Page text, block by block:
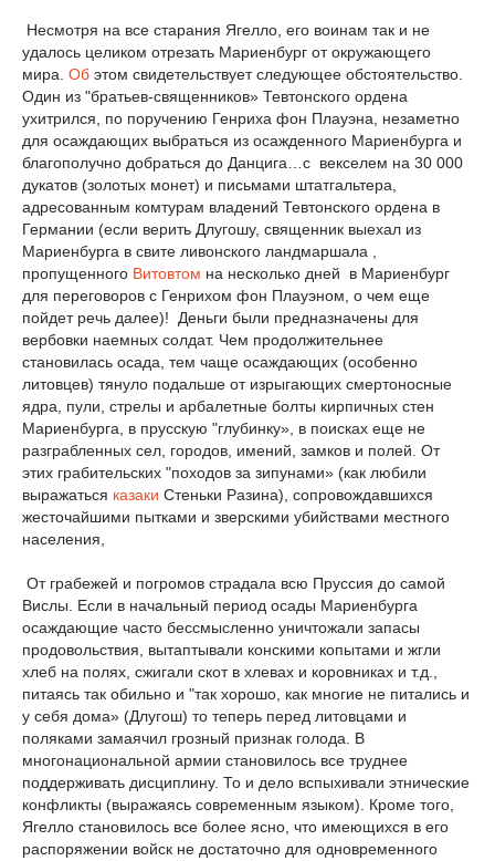
Несмотря на все старания Ягелло, его воинам так и не
удалось целиком отрезать Мариенбург от окружающего
мира. Об этом свидетельствует следующее обстоятельство.
Один из "братьев-священников» Тевтонского ордена
ухитрился, по поручению Генриха фон Плауэна, незаметно
для осаждающих выбраться из осажденного Мариенбурга и
благополучно добраться до Данцига…с векселем на 30 000
дукатов (золотых монет) и письмами штатгальтера,
адресованным комтурам владений Тевтонского ордена в
Германии (если верить Длугошу, священник выехал из
Мариенбурга в свите ливонского ландмаршала ,
пропущенного Витовтом на несколько дней в Мариенбург
для переговоров с Генрихом фон Плауэном, о чем еще
пойдет речь далее)! Деньги были предназначены для
вербовки наемных солдат. Чем продолжительнее
становилась осада, тем чаще осаждающих (особенно
литовцев) тянуло подальше от изрыгающих смертоносные
ядра, пули, стрелы и арбалетные болты кирпичных стен
Мариенбурга, в прусскую "глубинку», в поисках еще не
разграбленных сел, городов, имений, замков и полей. От
этих грабительских "походов за зипунами» (как любили
выражаться казаки Стеньки Разина), сопровождавшихся
жесточайшими пытками и зверскими убийствами местного
населения,
От грабежей и погромов страдала всю Пруссия до самой
Вислы. Если в начальный период осады Мариенбурга
осаждающие часто бессмысленно уничтожали запасы
продовольствия, вытаптывали конскими копытами и жгли
хлеб на полях, сжигали скот в хлевах и коровниках и т.д.,
питаясь так обильно и "так хорошо, как многие не питались и
у себя дома» (Длугош) то теперь перед литовцами и
поляками замаячил грозный признак голода. В
многонациональной армии становилось все труднее
поддерживать дисциплину. То и дело вспыхивали этнические
конфликты (выражаясь современным языком). Кроме того,
Ягелло становилось все более ясно, что имеющихся в его
распоряжении войск не достаточно для одновременного